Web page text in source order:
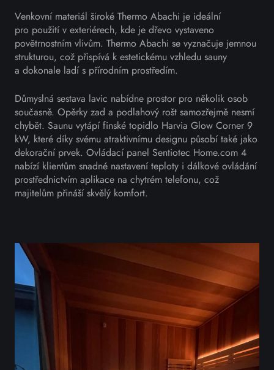
Venkovní materiál široké Thermo Abachi je ideální
pro použití v exteriérech, kde je dřevo vystaveno
povětrnostním vlivům. Thermo Abachi se vyznačuje jemnou
strukturou, což přispívá k estetickému vzhledu sauny
a dokonale ladí s přírodním prostředím.
Důmyslná sestava lavic nabídne prostor pro několik osob
současně. Opěrky zad a podlahový rošt samozřejmě nesmí
chybět. Saunu vytápí finské topidlo Harvia Glow Corner 9
kW, které díky svému atraktivnímu designu působí také jako
dekorační prvek. Ovládací panel Sentiotec Home.com 4
nabízí klientům snadné nastavení teploty i dálkové ovládání
prostřednictvím aplikace na chytrém telefonu, což
majitelům přináší skvělý komfort.